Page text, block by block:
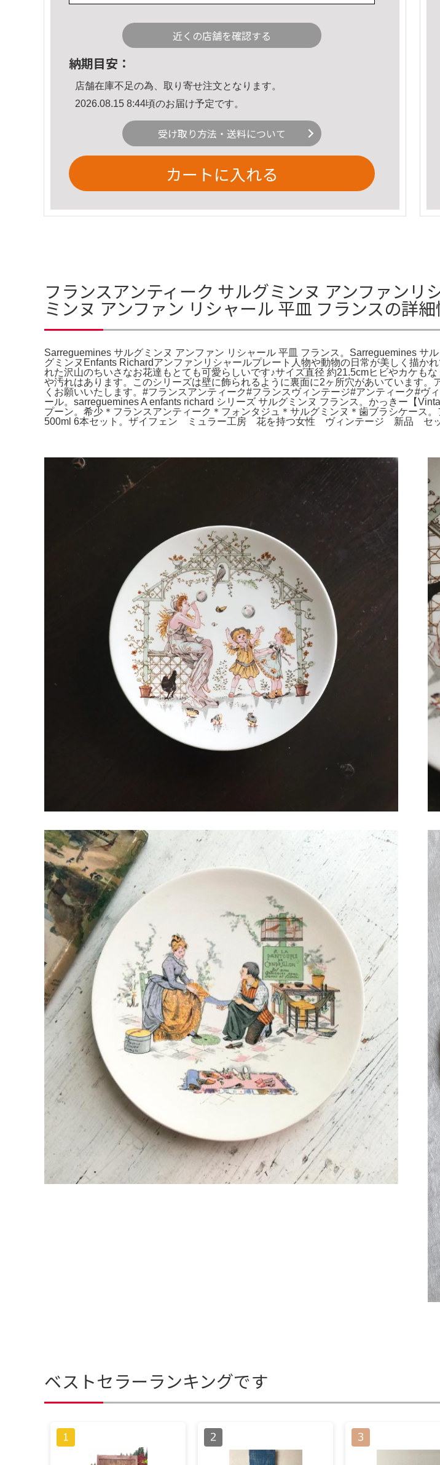
近くの店舗を確認する
納期目安：
店舗在庫不足の為、取り寄せ注文となります。
2026.08.15 8:44頃のお届け予定です。
受け取り方法・送料について
カートに入れる
フランスアンティーク サルグミンヌ アンファン
ミンヌ アンファン リシャール 平皿 フランスの詳
Sarreguemines サルグミンヌ アンファン リシャール 平皿 フランス。Sarreguemines サ
グミンヌEnfants Richardアンファンリシャールプレート人物や動物の日常が美しく描か
れた沢山のちいさなお花達もとても可愛らしいです♪サイズ直径 約21.5cmヒビやカケも
や汚れはあります。このシリーズは壁に飾られるように裏面に2ヶ所穴があいています
くお願いいたします。#フランスアンティーク#フランスヴィンテージ#アンティーク#
ール。sarreguemines A enfants richard シリーズ サルグミンヌ フランス。かっきー【
プーン。希少＊フランスアンティーク＊フォンタジュ＊サルグミンヌ＊歯ブラシケース
500ml 6本セット。ザイフェン ミュラー工房 花を持つ女性 ヴィンテージ 新品 セ
ベストセラーランキングです